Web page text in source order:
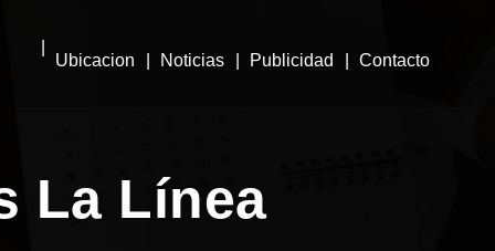
Ubicacion Noticias Publicidad Contacto
La Línea